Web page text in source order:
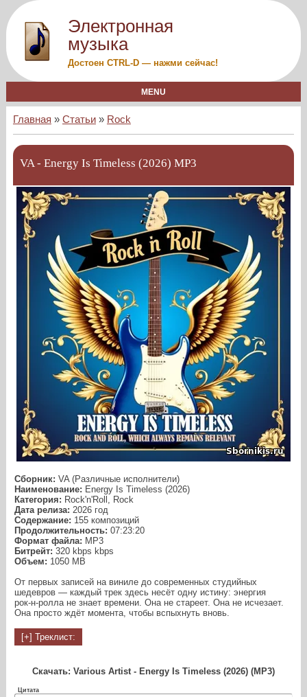
Электронная
музыка
Достоен CTRL-D — нажми сейчас!
MENU
Главная » Статьи » Rock
VA - Energy Is Timeless (2026) MP3
Сборник: VA (Различные исполнители)
Наименование: Energy Is Timeless (2026)
Категория: Rock'n'Roll, Rock
Дата релиза: 2026 год
Содержание: 155 композиций
Продолжительность: 07:23:20
Формат файла: MP3
Битрейт: 320 kbps kbps
Объем: 1050 МB
От первых записей на виниле до современных студийных
шедевров — каждый трек здесь несёт одну истину: энергия
рок‑н‑ролла не знает времени. Она не стареет. Она не исчезает.
Она просто ждёт момента, чтобы вспыхнуть вновь.
Скачать: Various Artist - Energy Is Timeless (2026) (MP3)
Цитата